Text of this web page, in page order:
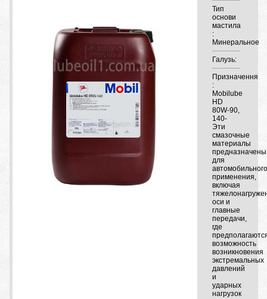
Тип
основи
мастила
:
Минеральное
Галузь:
Призначення
:
Mobilube
HD
80W-90,
140-
Эти
смазочные
материалы
предназначены
для
автомобильного
применения,
включая
оси и
главные
передачи,
где
возможность
возникновения
экстремальных
давлений
и
ударных
нагрузок